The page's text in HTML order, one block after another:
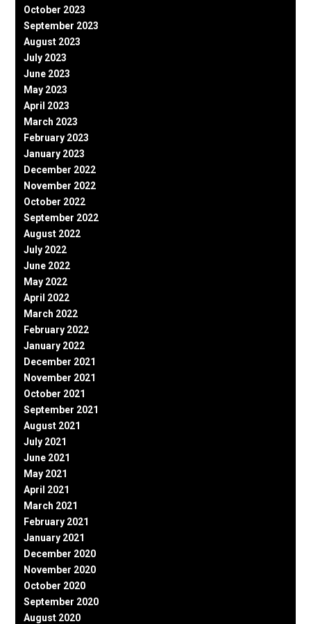
October 2023
September 2023
August 2023
July 2023
June 2023
May 2023
April 2023
March 2023
February 2023
January 2023
December 2022
November 2022
October 2022
September 2022
August 2022
July 2022
June 2022
May 2022
April 2022
March 2022
February 2022
January 2022
December 2021
November 2021
October 2021
September 2021
August 2021
July 2021
June 2021
May 2021
April 2021
March 2021
February 2021
January 2021
December 2020
November 2020
October 2020
September 2020
August 2020